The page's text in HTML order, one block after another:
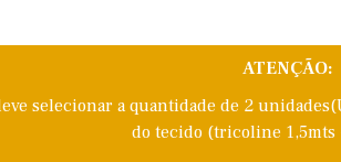
ATENÇÃO:
selecionar a quantidade de 2
do tecido (tricoline 1,5mts